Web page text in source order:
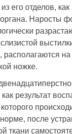
его отделов, как
Наросты
располагаются
ножке.
результат
после
ткани